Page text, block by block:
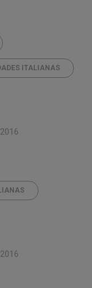
ITALIANAS